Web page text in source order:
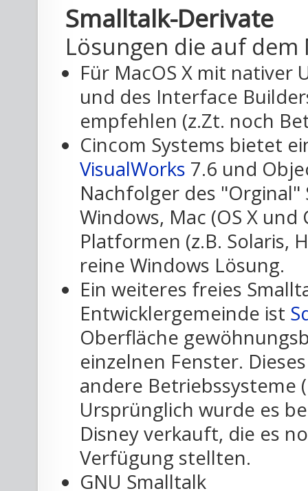
Smalltalk-Derivate
Lösungen die auf dem
Für MacOS X mit nativer
und des Interface
empfehlen (z.Zt. noch
Cincom Systems bietet
VisualWorks 7.6 und
Nachfolger des "Orginal"
Windows, Mac (OS X
Platformen (z.B. Solaris,
reine Windows Lösung.
Ein weiteres freies
Entwicklergemeinde ist
Oberfläche
einzelnen Fenster.
andere Betriebssysteme
Ursprünglich wurde es
Disney verkauft, die es
Verfügung stellten.
GNU Smalltalk